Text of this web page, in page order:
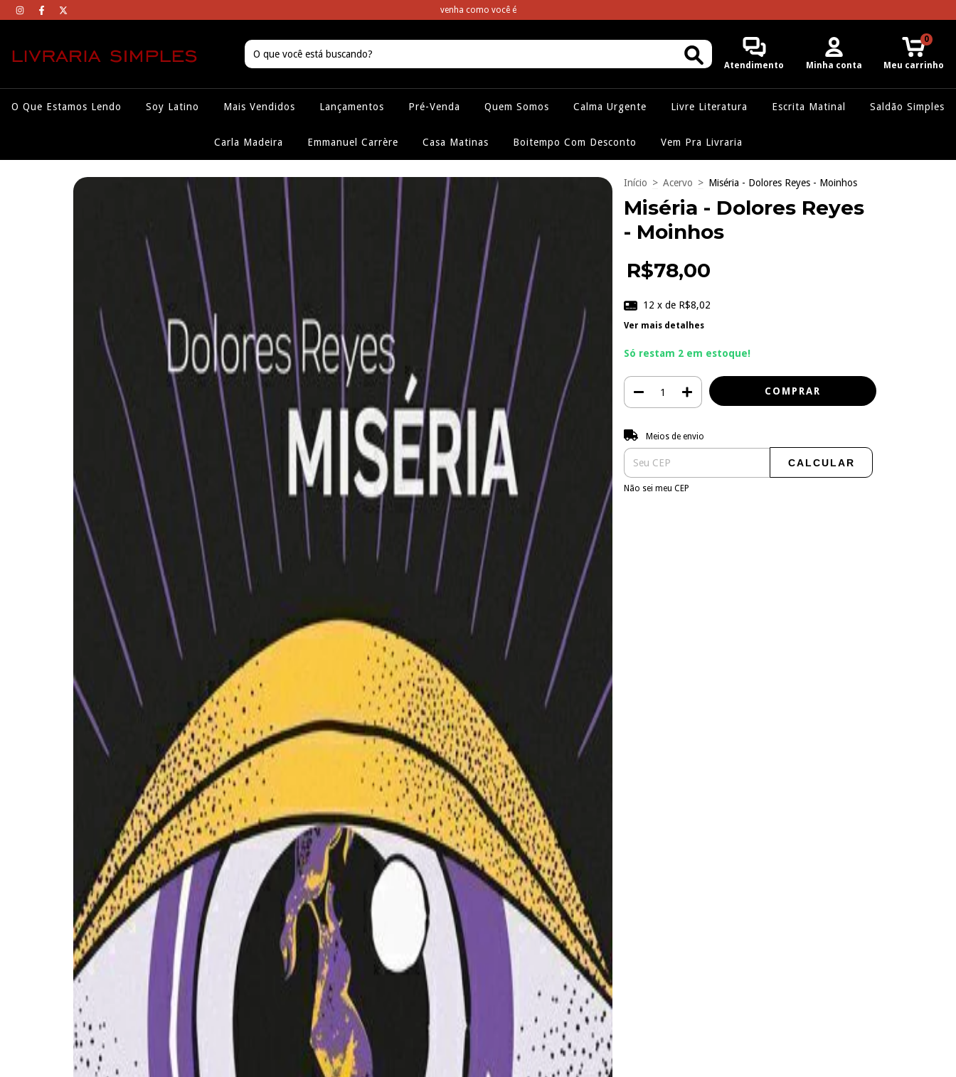
venha como você é
Atendimento Minha conta Meu carrinho
0
O Que Estamos Lendo Soy Latino Mais Vendidos Lançamentos Pré-Venda Quem Somos Calma Urgente Livre Literatura Escrita Matinal Saldão Simples
Carla Madeira Emmanuel Carrère Casa Matinas Boitempo Com Desconto Vem Pra Livraria
Início > Acervo > Miséria - Dolores Reyes - Moinhos
Miséria - Dolores Reyes
- Moinhos
R$78,00
12 x de R$8,02
Ver mais detalhes
Só restam 2 em estoque!
Entregas para o CEP:
Meios de envio
CALCULAR
Não sei meu CEP